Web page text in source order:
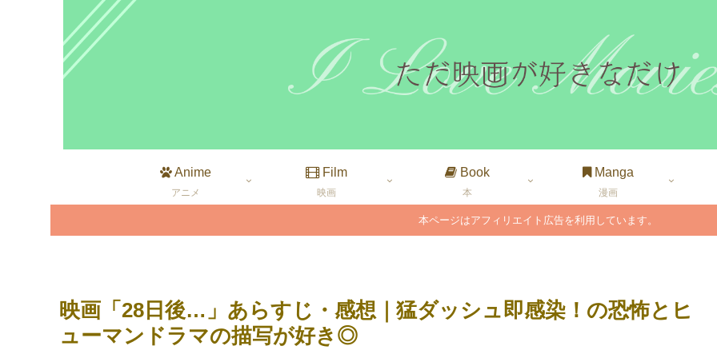
Anime
アニメ
Film
映画
Book
本
Manga
漫画
本ページはアフィリエイト広告を利用しています。
映画「28日後…」あらすじ・感想｜猛ダッシュ即感染！の恐怖とヒ
ューマンドラマの描写が好き◎